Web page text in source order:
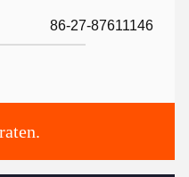
86-27-87611146